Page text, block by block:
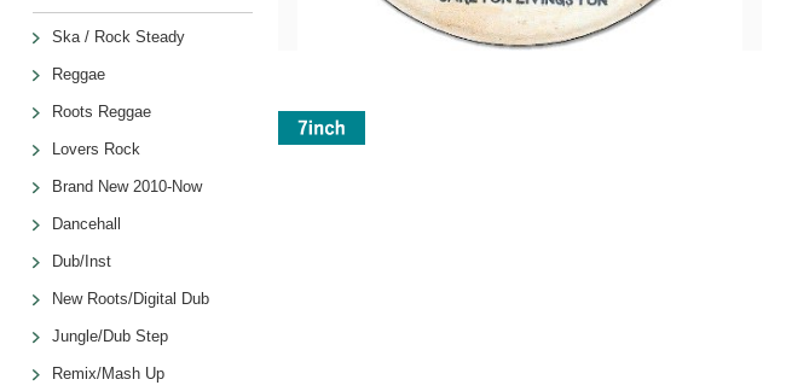
Ska / Rock Steady
Reggae
Roots Reggae
Lovers Rock
Brand New 2010-Now
Dancehall
Dub/Inst
New Roots/Digital Dub
Jungle/Dub Step
Remix/Mash Up